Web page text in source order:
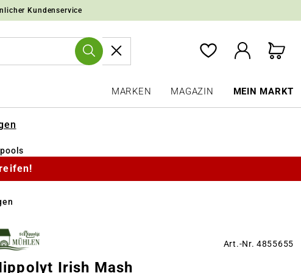
Kundenservice
MARKEN MAGAZIN MEIN MARKT
Art.-Nr. 4855655
Irish Mash